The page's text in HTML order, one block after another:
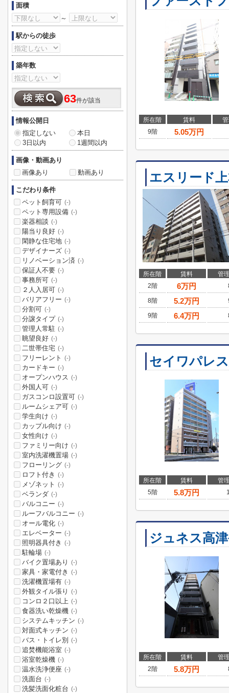
所在階 賃料
9階
5.05万円
エスリード
所在階 賃料
管
2階
6万円
8階 5.2万円
9階 6.4万円
セイワパレ
所在階 賃料
管
5階
5.8万円
ジュネス高
所在階 賃料
管
2階
5.8万円
面積
～
駅からの徒歩
築年数
63件が該当
情報公開日
指定しない
本日
3日以内
1週間以内
画像・動画あり
画像あり
動画あり
こだわり条件
ペット飼育可 (-)
ペット専用設備 (-)
楽器相談 (-)
陽当り良好 (-)
閑静な住宅地 (-)
デザイナーズ (-)
リノベーション済 (-)
保証人不要 (-)
事務所可 (-)
２人入居可 (-)
バリアフリー (-)
分割可 (-)
分譲タイプ (-)
管理人常駐 (-)
眺望良好 (-)
二世帯住宅 (-)
フリーレント (-)
カードキー (-)
オープンハウス (-)
外国人可 (-)
ガスコンロ設置可 (-)
ルームシェア可 (-)
学生向け (-)
カップル向け (-)
女性向け (-)
ファミリー向け (-)
室内洗濯機置場 (-)
フローリング (-)
ロフト付き (-)
メゾネット (-)
ベランダ (-)
バルコニー (-)
ルーフバルコニー (-)
オール電化 (-)
エレベーター (-)
照明器具付き (-)
駐輪場 (-)
バイク置場あり (-)
家具・家電付き (-)
洗濯機置場有 (-)
外観タイル張り (-)
コンロ２口以上 (-)
食器洗い乾燥機 (-)
システムキッチン (-)
対面式キッチン (-)
バス・トイレ別 (-)
追焚機能浴室 (-)
浴室乾燥機 (-)
温水洗浄便座 (-)
洗面台 (-)
洗髪洗面化粧台 (-)